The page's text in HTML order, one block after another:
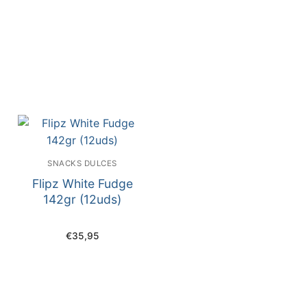
SNACKS DULCES
Flipz White Fudge
142gr (12uds)
€35,95